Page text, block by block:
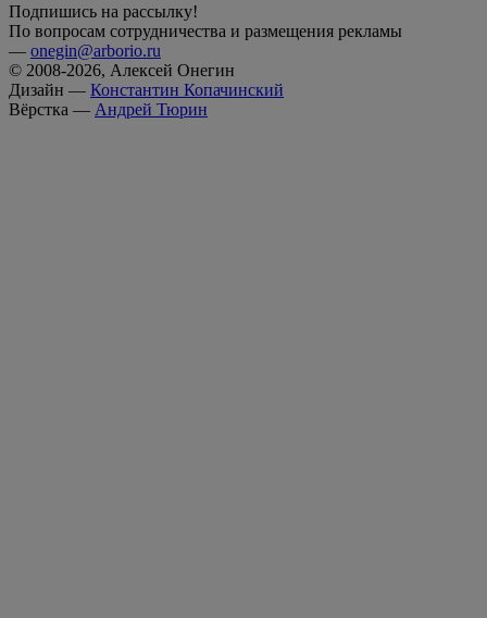
Подпишись на рассылку!
По вопросам сотрудничества и размещения рекламы
— onegin@arborio.ru
© 2008-2026, Алексей Онегин
Дизайн — Константин Копачинский
Вёрстка — Андрей Тюрин